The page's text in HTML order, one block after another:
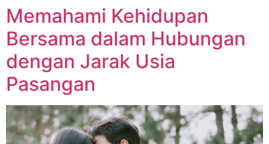
Memahami Kehidupan
Bersama dalam Hubungan
dengan Jarak Usia
Pasangan